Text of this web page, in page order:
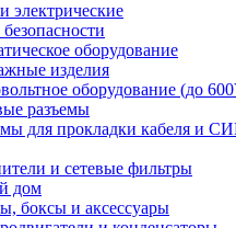
электрические
оборудование
изделия
оборудование (до
разъемы
для прокладки кабеля и
и сетевые фильтры
дом
боксы и аксессуары